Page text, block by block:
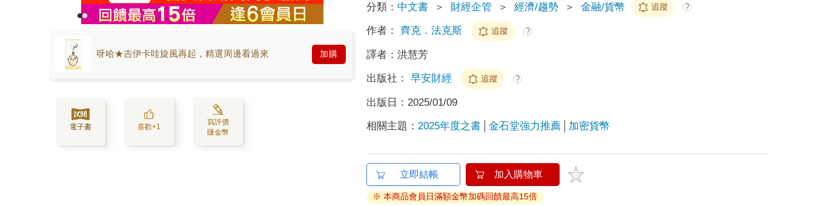
呀哈★吉伊卡哇旋風再起，精選周邊看過來 加購
電子書 喜歡+1
寫評價
賺金幣
分類： 中文書 ＞ 財經企管 ＞ 經濟/趨勢 ＞ 金融/貨幣 追蹤 ?
作者： 齊克．法克斯 追蹤 ?
譯者：洪慧芳
出版社： 早安財經 追蹤 ?
出版日： 2025/01/09
相關主題： 2025年度之書 金石堂強力推薦 加密貨幣
立即結帳 加入購物車
※ 本商品會員日滿額金幣加碼回饋最高15倍